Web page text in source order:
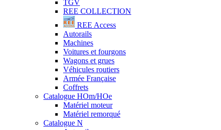
TGV
REE COLLECTION
REE Access
Autorails
Machines
Voitures et fourgons
Wagons et grues
Véhicules routiers
Armée Française
Coffrets
Catalogue HOm/HOe
Matériel moteur
Matériel remorqué
Catalogue N